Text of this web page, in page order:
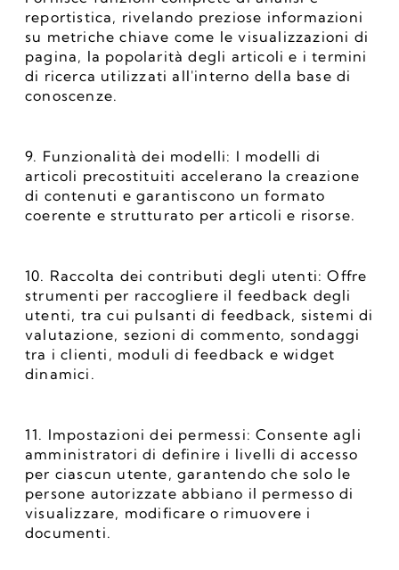
reportistica, rivelando preziose informazioni
su metriche chiave come le visualizzazioni di
pagina, la popolarità degli articoli e i termini
di ricerca utilizzati all'interno della base di
conoscenze.
9. Funzionalità dei modelli: I modelli di
articoli precostituiti accelerano la creazione
di contenuti e garantiscono un formato
coerente e strutturato per articoli e risorse.
10. Raccolta dei contributi degli utenti: Offre
strumenti per raccogliere il feedback degli
utenti, tra cui pulsanti di feedback, sistemi di
valutazione, sezioni di commento, sondaggi
tra i clienti, moduli di feedback e widget
dinamici.
11. Impostazioni dei permessi: Consente agli
amministratori di definire i livelli di accesso
per ciascun utente, garantendo che solo le
persone autorizzate abbiano il permesso di
visualizzare, modificare o rimuovere i
documenti.